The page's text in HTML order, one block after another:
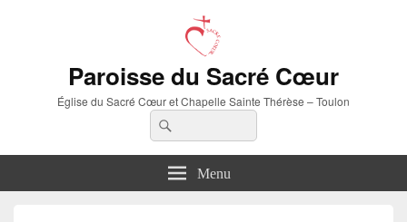
Paroisse du Sacré Cœur
Église du Sacré Cœur et Chapelle Sainte Thérèse – Toulon
Recherche :
Menu